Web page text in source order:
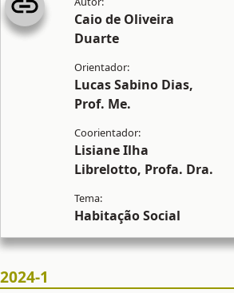
Caio de Oliveira
Duarte
Lucas Sabino Dias,
Prof. Me.
Lisiane Ilha
Librelotto, Profa. Dra.
Habitação Social
2024-1